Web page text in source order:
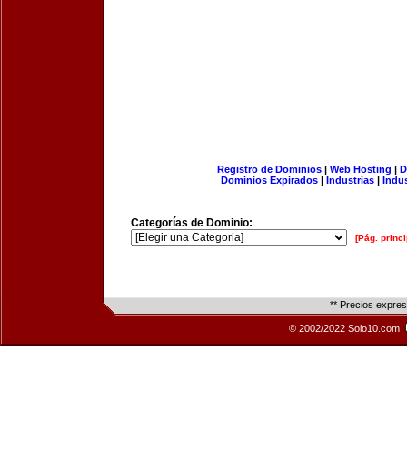
Registro de Dominios| Web Hosting |
Dominios Expirados | Industrias |
Categorías de Dominio:
[Pág.
** Precios
© 2002/2022 Solo10.com